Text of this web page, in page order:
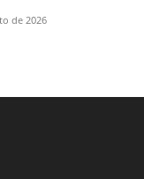
de 2026